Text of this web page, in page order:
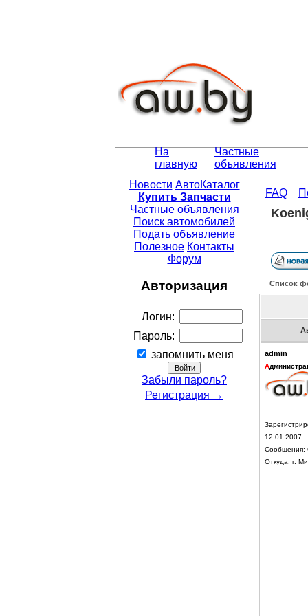
На
главную
Частные
объявления
Новости АвтоКаталог
Купить Запчасти
Частные объявления
Поиск автомобилей
Подать объявление
Полезное Контакты
Форум
Авторизация
Логин:
Пароль:
запомнить меня
Забыли пароль?
Регистрация →
FAQ
Список
admin
А
12.01.2007
Сообщения:
Откуда: г.